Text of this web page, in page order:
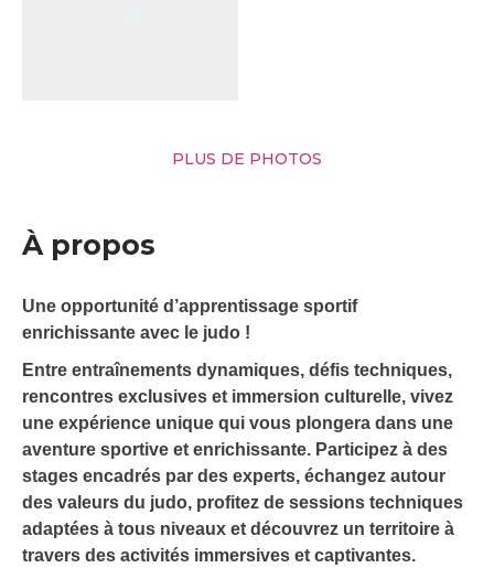
PLUS DE PHOTOS
À propos
Une opportunité d’apprentissage sportif
enrichissante avec le judo !
Entre entraînements dynamiques, défis techniques,
rencontres exclusives et immersion culturelle, vivez
une expérience unique qui vous plongera dans une
aventure sportive et enrichissante. Participez à des
stages encadrés par des experts, échangez autour
des valeurs du judo, profitez de sessions techniques
adaptées à tous niveaux et découvrez un territoire à
travers des activités immersives et captivantes.